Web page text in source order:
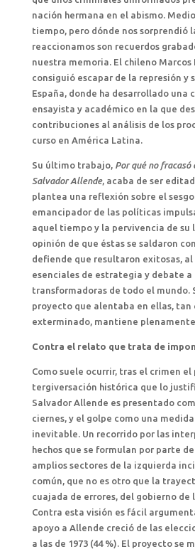
nación hermana en el abismo.
tiempo, pero dónde nos sorprendió
reaccionamos son recuerdos
nuestra memoria. El chileno Marcos
consiguió escapar de la represión y
España, donde ha desarrollado una
ensayista y académico en la que
contribuciones al análisis de los
curso en América Latina.
Su último trabajo,Por qué no fracasó
Salvador Allende, acaba de ser
plantea una reflexión sobre el
emancipador de las políticas
aquel tiempo y la pervivencia de su
opinión de que éstas se saldaron
defiende que resultaron exitosas,
esenciales de estrategia y debate a
transformadoras de todo el mundo.
proyecto que alentaba en ellas, tan
exterminado, mantiene
Contra el relato que trata de
Como suele ocurrir, tras el crimen
tergiversación histórica que lo
Salvador Allende es presentado
ciernes, y el golpe como una
inevitable. Un recorrido por las
hechos que se formulan por parte
amplios sectores de la izquierda
común, que no es otro que la
cuajada de errores, del gobierno de
Contra esta visión es fácil
apoyo a Allende creció de las
a las de 1973 (44 %). El proyecto se